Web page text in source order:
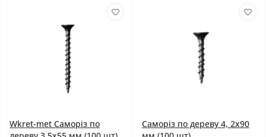
Wkret-met Саморіз по
Саморіз по дереву 4, 2x90